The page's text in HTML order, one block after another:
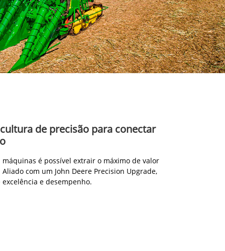
de precisão para conectar
máquinas é possível extrair o máximo de valor
com um John Deere Precision Upgrade,
e desempenho.